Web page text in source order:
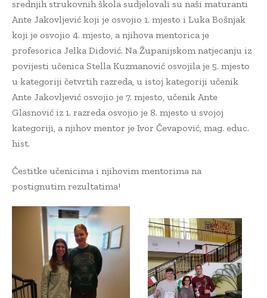
srednjih strukovnih škola sudjelovali su naši maturanti
Ante Jakovljević koji je osvojio 1. mjesto i Luka Bošnjak
koji je osvojio 4. mjesto, a njihova mentorica je
profesorica Jelka Didović. Na Županijskom natjecanju iz
povijesti učenica Stella Kuzmanović osvojila je 5. mjesto
u kategoriji četvrtih razreda, u istoj kategoriji učenik
Ante Jakovljević osvojio je 7. mjesto, učenik Ante
Glasnović iz 1. razreda osvojio je 8. mjesto u svojoj
kategoriji, a njihov mentor je Ivor Čevapović, mag. educ.
hist.
Čestitke učenicima i njihovim mentorima na
postignutim rezultatima!